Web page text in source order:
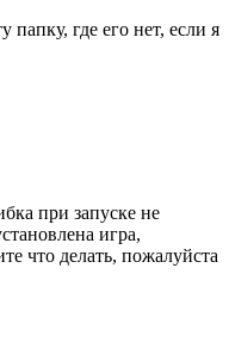
папку, где его нет, если я
при запуске не
игра,
что делать, пожалуйста